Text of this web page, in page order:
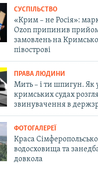
СУСПІЛЬСТВО
«Крим – не Росія»:
Ozon припинив
замовлень на
півострові
ПРАВА ЛЮДИНИ
Мить – і ти шпигун. Як
кримських судах
звинувачення в
ФОТОГАЛЕРЕЇ
Краса
водосховища та
довкола